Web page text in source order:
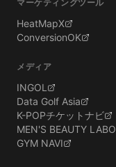
マーケティングツール
HeatMapX
ConversionOK
メディア
INGOL
Data Golf Asia
K-POPチケットナビ
MEN'S BEAUTY LABO
GYM NAVI